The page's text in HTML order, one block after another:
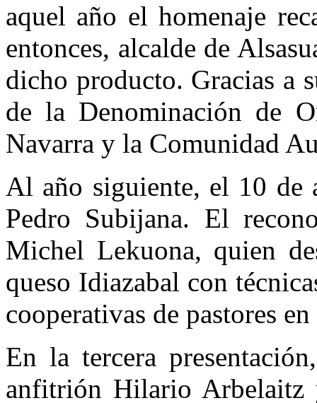
aquel año el homenaje
entonces, alcalde de
dicho producto. Gracias a
de la Denominación de
Navarra y la Comunidad
Al año siguiente, el 10 de
Pedro Subijana. El
Michel Lekuona, quien
queso Idiazabal con
cooperativas de pastores
En la tercera
anfitrión Hilario